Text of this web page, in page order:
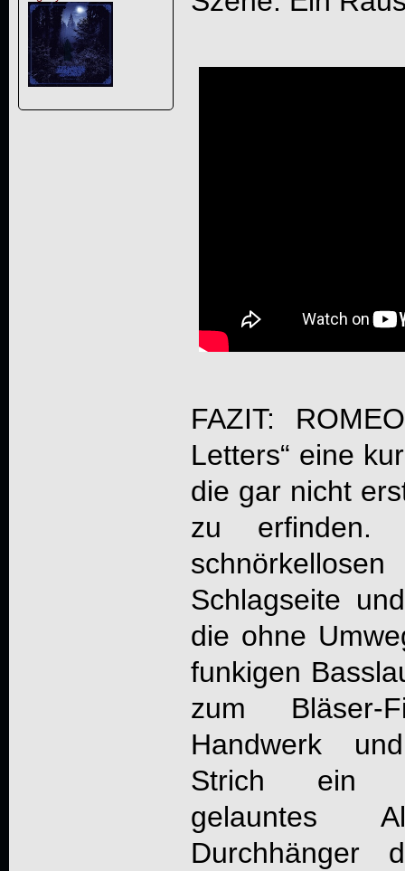
FAZIT: ROMEO
Letters“ eine
die gar nicht
zu erfinden.
Schlagseite
die ohne
funkigen
zum Bläser-
Handwerk
Strich ein
gelauntes
Durchhänger